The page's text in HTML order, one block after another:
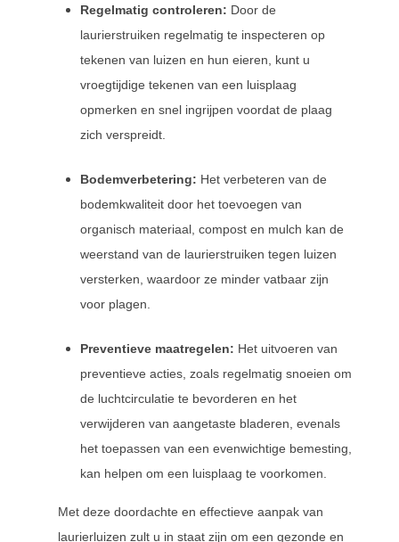
Regelmatig controleren: Door de
laurierstruiken regelmatig te inspecteren op
tekenen van luizen en hun eieren, kunt u
vroegtijdige tekenen van een luisplaag
opmerken en snel ingrijpen voordat de plaag
zich verspreidt.
Bodemverbetering: Het verbeteren van de
bodemkwaliteit door het toevoegen van
organisch materiaal, compost en mulch kan de
weerstand van de laurierstruiken tegen luizen
versterken, waardoor ze minder vatbaar zijn
voor plagen.
Preventieve maatregelen: Het uitvoeren van
preventieve acties, zoals regelmatig snoeien om
de luchtcirculatie te bevorderen en het
verwijderen van aangetaste bladeren, evenals
het toepassen van een evenwichtige bemesting,
kan helpen om een luisplaag te voorkomen.
Met deze doordachte en effectieve aanpak van
laurierluizen zult u in staat zijn om een gezonde en